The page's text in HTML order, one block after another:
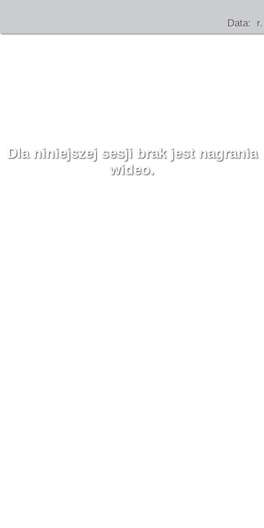
Data: r.
Dla niniejszej sesji brak jest nagrania
wideo.